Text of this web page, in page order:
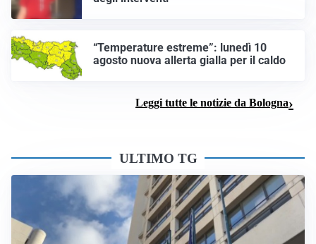
“Temperature estreme”: lunedì 10
agosto nuova allerta gialla per il caldo
Leggi tutte le notizie da Bologna
ULTIMO TG